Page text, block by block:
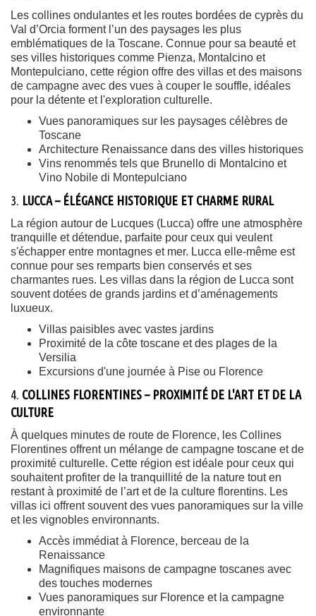
Les collines ondulantes et les routes bordées de cyprès du
Val d’Orcia forment l’un des paysages les plus
emblématiques de la Toscane. Connue pour sa beauté et
ses villes historiques comme Pienza, Montalcino et
Montepulciano, cette région offre des villas et des maisons
de campagne avec des vues à couper le souffle, idéales
pour la détente et l'exploration culturelle.
Vues panoramiques sur les paysages célèbres de
Toscane
Architecture Renaissance dans des villes historiques
Vins renommés tels que Brunello di Montalcino et
Vino Nobile di Montepulciano
3. LUCCA – ÉLÉGANCE HISTORIQUE ET CHARME RURAL
La région autour de Lucques (Lucca) offre une atmosphère
tranquille et détendue, parfaite pour ceux qui veulent
s'échapper entre montagnes et mer. Lucca elle-même est
connue pour ses remparts bien conservés et ses
charmantes rues. Les villas dans la région de Lucca sont
souvent dotées de grands jardins et d’aménagements
luxueux.
Villas paisibles avec vastes jardins
Proximité de la côte toscane et des plages de la
Versilia
Excursions d'une journée à Pise ou Florence
4. COLLINES FLORENTINES – PROXIMITÉ DE L'ART ET DE LA
CULTURE
À quelques minutes de route de Florence, les Collines
Florentines offrent un mélange de campagne toscane et de
proximité culturelle. Cette région est idéale pour ceux qui
souhaitent profiter de la tranquillité de la nature tout en
restant à proximité de l’art et de la culture florentins. Les
villas ici offrent souvent des vues panoramiques sur la ville
et les vignobles environnants.
Accès immédiat à Florence, berceau de la
Renaissance
Magnifiques maisons de campagne toscanes avec
des touches modernes
Vues panoramiques sur Florence et la campagne
environnante